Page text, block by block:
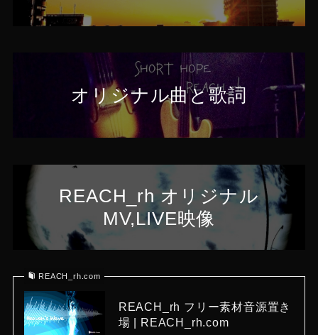
オリジナル曲と歌詞
REACH_rh オリジナル
MV,LIVE映像
REACH_rh.com
REACH_rh フリー素材音源置き
場 | REACH_rh.com